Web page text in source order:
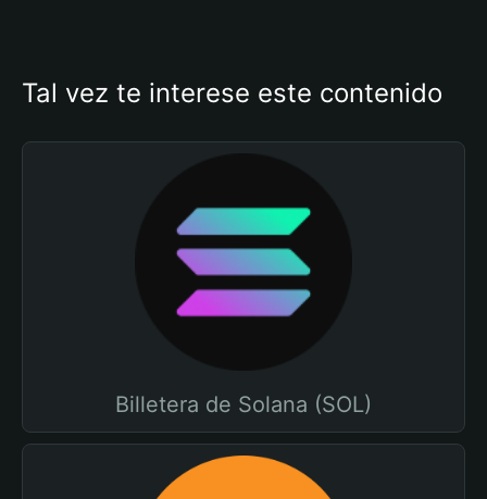
Tal vez te interese este contenido
Billetera de Solana (SOL)